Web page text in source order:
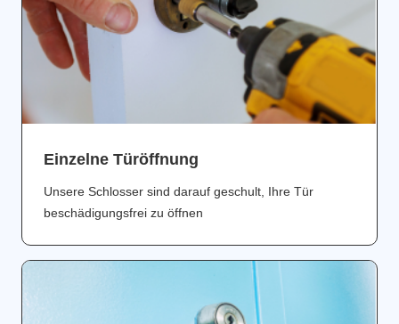
Einzelne Türöffnung
Unsere Schlosser sind darauf geschult, Ihre Tür
beschädigungsfrei zu öffnen